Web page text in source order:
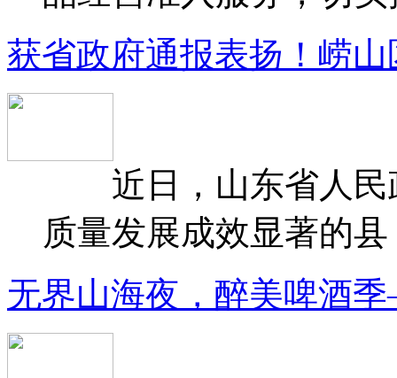
获省政府通报表扬！崂
近日，山东省人民
质量发展成效显著的
无界山海夜，醉美啤酒